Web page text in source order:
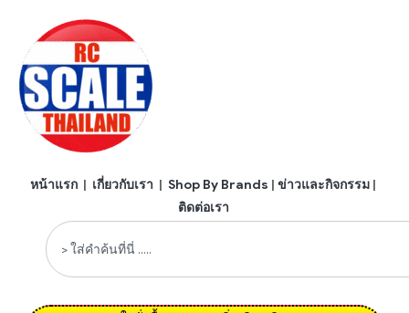
หน้าแรก | เกี่ยวกับเรา | Shop By Brands | ข่าวและกิจกรรม |
ติดต่อเรา